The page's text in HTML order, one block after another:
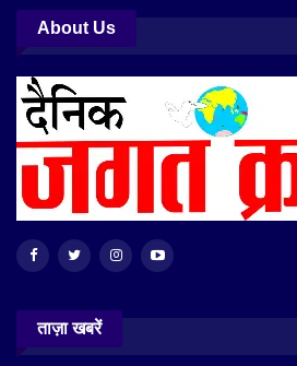
About Us
ताज़ा खबरें